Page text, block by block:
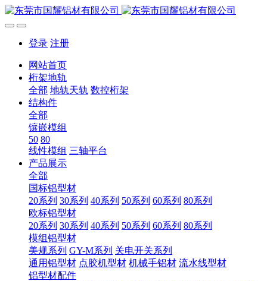
登录 注册
网站首页
桁架地轨
全部 地轨天轨 数控桁架
结构件
全部
镶嵌模组
50 80
线性模组 三轴平台
产品展示
全部
国标铝型材
20系列 30系列 40系列 50系列 60系列 80系列
欧标铝型材
20系列 30系列 40系列 50系列 60系列 80系列
模组铝型材
美规系列 GY-M系列 关电开关系列
通用铝型材 点胶机型材 机械手铝材 流水线型材
铝型材配件